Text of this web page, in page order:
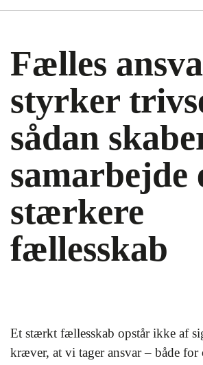
Fælles
styrker
sådan
samarbejde
stærkere
fællesskab
Et stærkt fællesskab opstår ikke af
kræver, at vi tager ansvar – både for